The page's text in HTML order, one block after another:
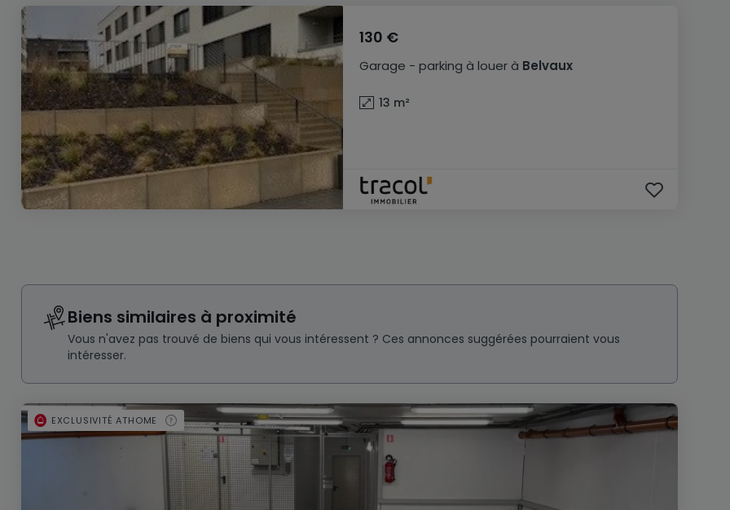
Garage - parking à louerà Belvaux
130 €
13 m²
Biens similaires à proximité
Vous n'avez pas trouvé de biens qui vous intéressent ? Ces annonces suggérées pourraient vous
intéresser.
EXCLUSIVITÉ ATHOME